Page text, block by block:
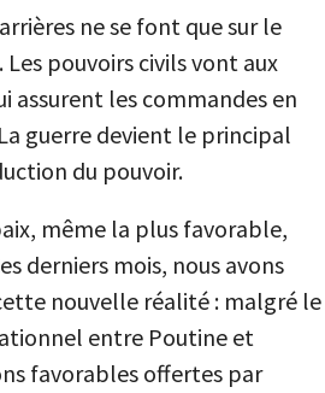
ne se font que sur le
pouvoirs civils vont aux
assurent les commandes en
guerre devient le principal
du pouvoir.
même la plus favorable,
derniers mois, nous avons
nouvelle réalité : malgré le
entre Poutine et
favorables offertes par